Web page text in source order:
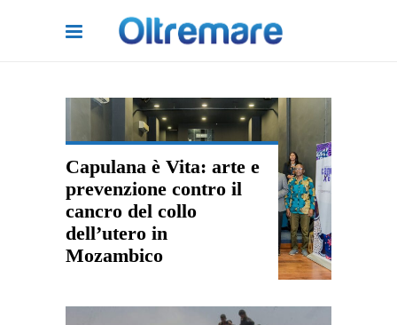
Capulana è Vita: arte e
prevenzione contro il
cancro del collo
dell’utero in
Mozambico